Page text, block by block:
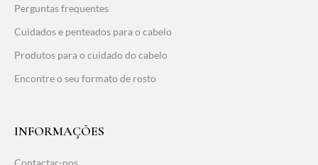
Perguntas frequentes
Cuidados e penteados para o cabelo
Produtos para o cuidado do cabelo
Encontre o seu formato de rosto
INFORMAÇÕES
Contactar-nos